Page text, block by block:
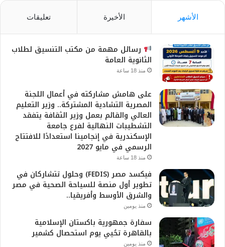
الأشهر الأخيرة تعليقات
رسائل مهمة من مكتب التنسيق لطلاب
الثانوية العامة
منذ 18 ساعة
على هامش مشاركته في أعمال اللجنة
المصرية التشادية المشتركة.. وزير التعليم
العالي والقائم بعمل وزير الثقافة يتفقد
التشطيبات النهائية لفرع جامعة
الإسكندرية في إنجامينا استعدادًا للافتتاح
الرسمي في مايو 2027
منذ 18 ساعة
فيكسد مصر (FEDIS) وحلول تتشاركان في
تطوير أول منصة للسياحة الصحية في مصر
والشرق الأوسط وأفريقيا..
منذ يومين
سفارة جمهورية باكستان الإسلامية
بالقاهرة تحُيي يوم استحصال كشمير
منذ يومين